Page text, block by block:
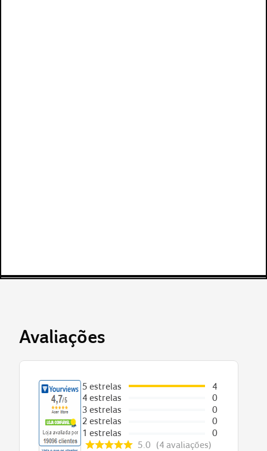
Avaliações
5 estrelas
4 estrelas
3 estrelas
2 estrelas
1 estrelas
4
0
0
0
0
5.0
4 avaliações